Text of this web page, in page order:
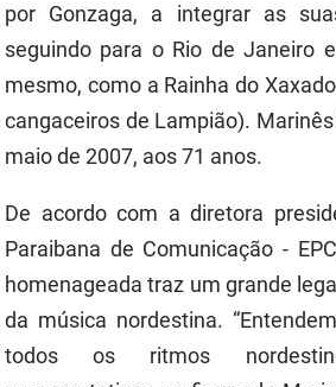
por Gonzaga, a integrar as
seguindo para o Rio de Janeiro
mesmo, como a Rainha do
cangaceiros de Lampião).
maio de 2007, aos 71 anos.
De acordo com a diretora
Paraibana de Comunicação -
homenageada traz um grande
da música nordestina.
todos os ritmos